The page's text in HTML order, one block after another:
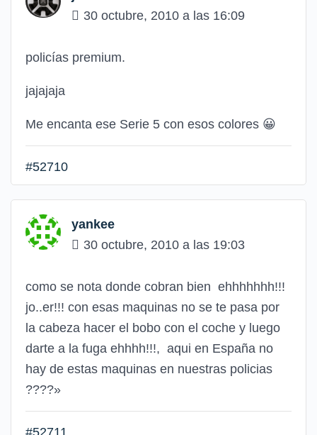
30 octubre, 2010 a las 16:09
policías premium.
jajajaja
Me encanta ese Serie 5 con esos colores 😀
#52710
yankee
30 octubre, 2010 a las 19:03
como se nota donde cobran bien ehhhhhhh!!!
jo..er!!! con esas maquinas no se te pasa por
la cabeza hacer el bobo con el coche y luego
darte a la fuga ehhhh!!!, aqui en España no
hay de estas maquinas en nuestras policias
????»
#52711